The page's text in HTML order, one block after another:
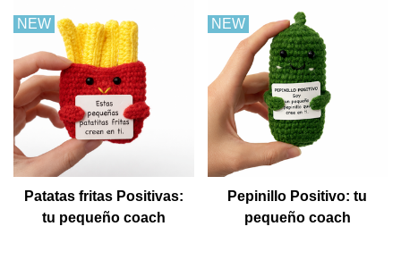
NEW
Patatas fritas Positivas:
tu pequeño coach
NEW
Pepinillo Positivo: tu
pequeño coach